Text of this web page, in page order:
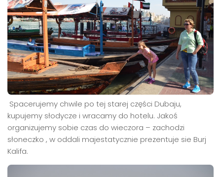
Spacerujemy chwile po tej starej części Dubaju,
kupujemy słodycze i wracamy do hotelu. Jakoś
organizujemy sobie czas do wieczora – zachodzi
słoneczko , w oddali majestatycznie prezentuje sie Burj
Kalifa.